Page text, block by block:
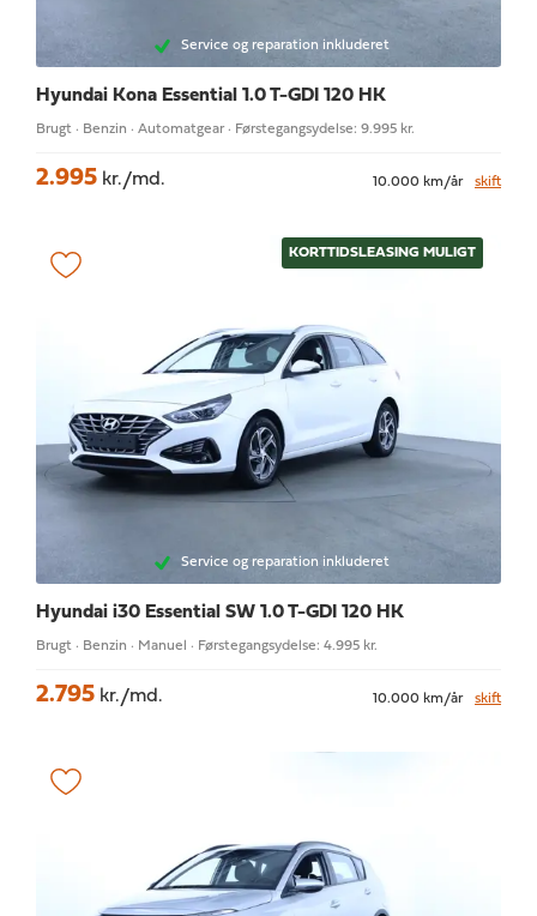
Service og reparation inkluderet
Hyundai Kona Essential 1.0 T-GDI 120 HK
Brugt · Benzin · Automatgear · Førstegangsydelse: 9.995 kr.
2.995 kr./md. 10.000 km/år skift
KORTTIDSLEASING MULIGT
Service og reparation inkluderet
Hyundai i30 Essential SW 1.0 T-GDI 120 HK
Brugt · Benzin · Manuel · Førstegangsydelse: 4.995 kr.
2.795 kr./md. 10.000 km/år skift